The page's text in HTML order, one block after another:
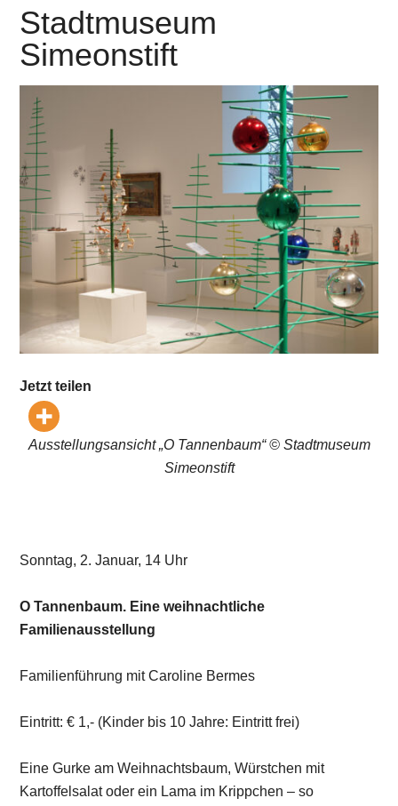
Stadtmuseum
Simeonstift
Jetzt teilen
Ausstellungsansicht „O Tannenbaum“ © Stadtmuseum
Simeonstift
Sonntag, 2. Januar, 14 Uhr
O Tannenbaum. Eine weihnachtliche
Familienausstellung
Familienführung mit Caroline Bermes
Eintritt: € 1,- (Kinder bis 10 Jahre: Eintritt frei)
Eine Gurke am Weihnachtsbaum, Würstchen mit
Kartoffelsalat oder ein Lama im Krippchen – so